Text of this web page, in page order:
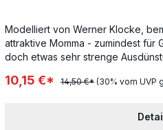
Modelliert von Werner Klocke,
attraktive Momma - zumindest für
doch etwas sehr strenge
andere - ist ein Seitenhieb mit Gift
tbaHeuer: 50 DublonenAnzahl
10,15 €* 14,50 €* (30% vom UVP